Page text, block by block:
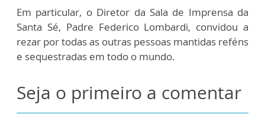
Em particular, o Diretor da Sala de Imprensa da
Santa Sé, Padre Federico Lombardi, convidou a
rezar por todas as outras pessoas mantidas reféns
e sequestradas em todo o mundo.
Seja o primeiro a comentar